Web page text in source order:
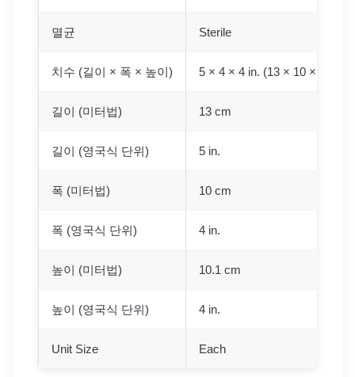
멸균 Sterile
치수 (길이 × 폭 × 높이) 5 × 4 × 4 in. (13 × 10 × 10.1
길이 (미터법) 13 cm
길이 (영국식 단위) 5 in.
폭 (미터법) 10 cm
폭 (영국식 단위) 4 in.
높이 (미터법) 10.1 cm
높이 (영국식 단위) 4 in.
Unit Size Each